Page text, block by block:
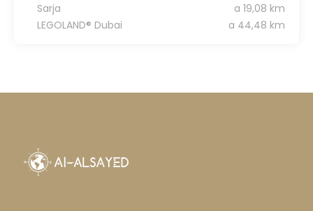
Sarja
a 19,08 km
LEGOLAND® Dubai
a 44,48 km